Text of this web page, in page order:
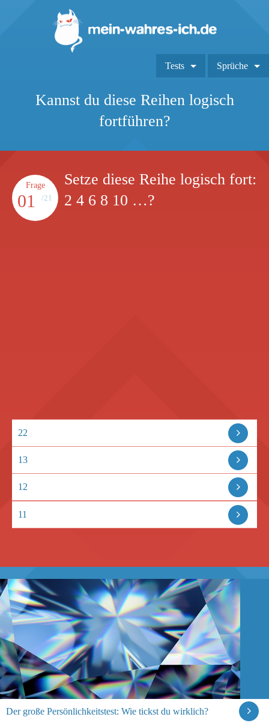
Tests Sprüche
Kannst du diese Reihen logisch
fortführen?
Frage
01 /21
Setze diese Reihe logisch fort:
2 4 6 8 10 …?
22
13
12
11
Der große Persönlichkeitstest: Wie tickst du wirklich?